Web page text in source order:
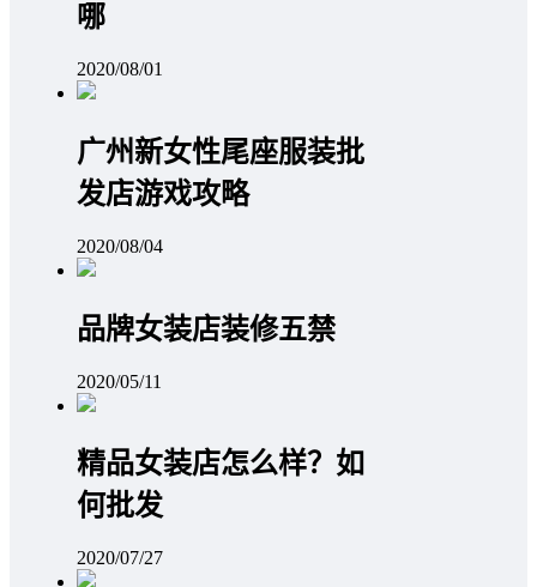
哪
2020/08/01
广州新女性尾座服装批
发店游戏攻略
2020/08/04
品牌女装店装修五禁
2020/05/11
精品女装店怎么样？如
何批发
2020/07/27